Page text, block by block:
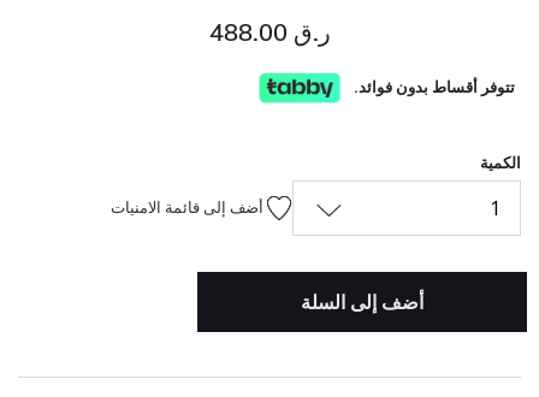
ر.ق 488.00
تتوفر أقساط بدون فوائد.
الكمية
1 أضف إلى قائمة الامنيات
أضف إلى السلة